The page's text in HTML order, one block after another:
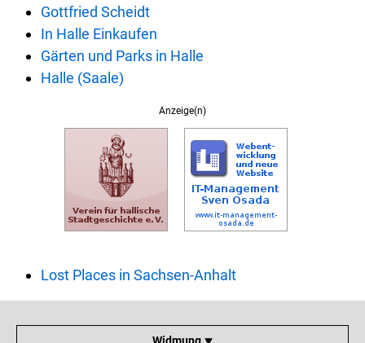
Gottfried Scheidt
In Halle Einkaufen
Gärten und Parks in Halle
Halle (Saale)
Anzeige(n)
Lost Places in Sachsen-Anhalt
Widmung ⯆